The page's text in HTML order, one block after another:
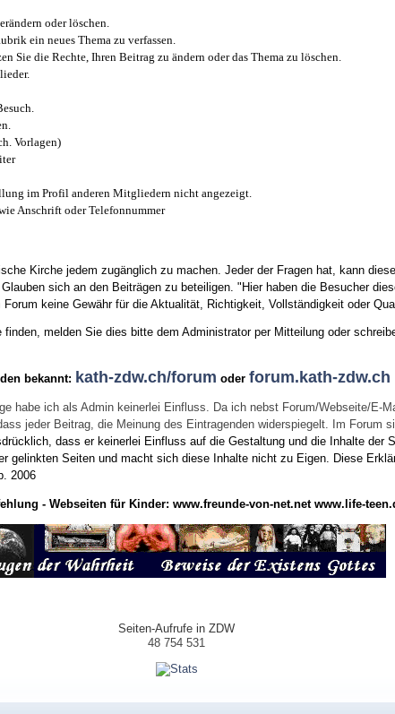
oder löschen.
ein neues Thema zu verfassen.
Sie die Rechte, Ihren Beitrag zu ändern oder das Thema zu löschen.
Vorlagen)
im Profil anderen Mitgliedern nicht angezeigt.
Anschrift oder Telefonnummer
Kirche jedem zugänglich zu machen. Jeder der Fragen hat, kann
sich an den Beiträgen zu beteiligen. "Hier haben die Besucher
keine Gewähr für die Aktualität, Richtigkeit, Vollständigkeit oder
melden Sie dies bitte dem Administrator per Mitteilung oder
bekannt: kath-zdw.ch/forum oderforum.kath-zdw.ch
habe ich als Admin keinerlei Einfluss. Da ich nebst Forum/Webseite/E-
jeder Beitrag, die Meinung des Eintragenden widerspiegelt. Im Forum
dass er keinerlei Einfluss auf die Gestaltung und die Inhalte der
gelinkten Seiten und macht sich diese Inhalte nicht zu Eigen. Diese
2006
- Webseiten für Kinder: www.freunde-von-net.net www.life-
Seiten-Aufrufe in ZDW
48 754 531